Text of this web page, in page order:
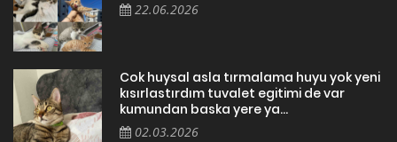
22.06.2026
Cok huysal asla tırmalama huyu yok yeni
kısırlastırdım tuvalet egitimi de var
kumundan baska yere ya...
02.03.2026